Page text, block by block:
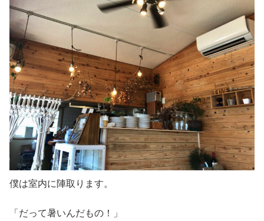
僕は室内に陣取ります。
「だって暑いんだもの！」